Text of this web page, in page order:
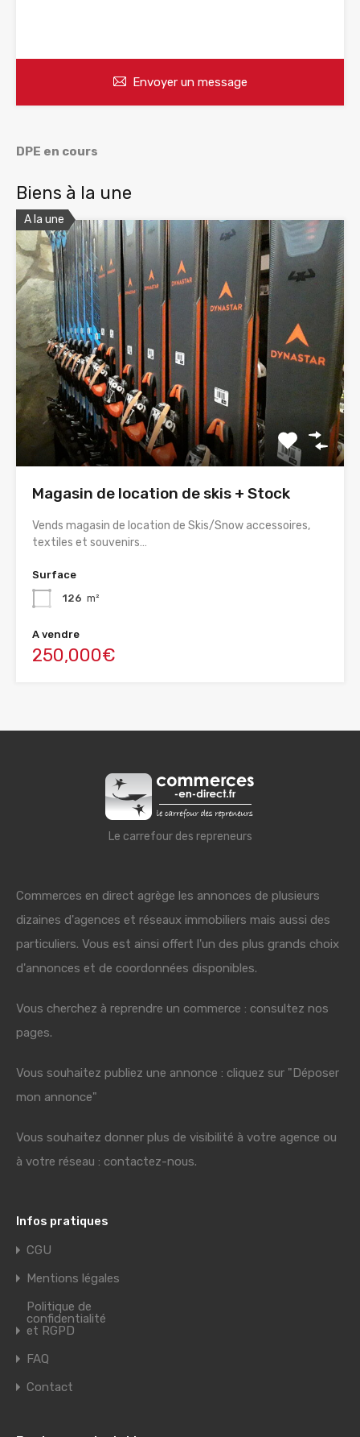
Envoyer un message
DPE en cours
Biens à la une
A la une
Magasin de location de skis + Stock
Vends magasin de location de Skis/Snow accessoires,
textiles et souvenirs…
Surface
126 m²
A vendre
250,000€
Le carrefour des repreneurs
Commerces en direct agrège les annonces de plusieurs
dizaines d'agences et réseaux immobiliers mais aussi des
particuliers. Vous est ainsi offert l'un des plus grands choix
d'annonces et de coordonnées disponibles.
Vous cherchez à reprendre un commerce : consultez nos
pages.
Vous souhaitez publiez une annonce : cliquez sur "Déposer
mon annonce"
Vous souhaitez donner plus de visibilité à votre agence ou
à votre réseau : contactez-nous.
Infos pratiques
CGU
Mentions légales
Politique de
confidentialité
et RGPD
FAQ
Contact